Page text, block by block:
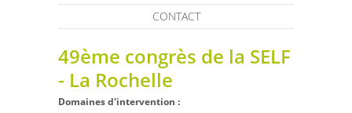
CONTACT
49ème congrès de la SELF
- La Rochelle
Domaines d'intervention :